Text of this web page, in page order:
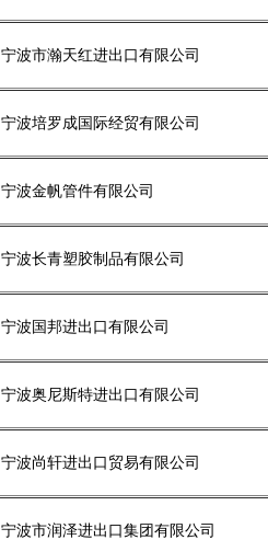
宁波市瀚天红进出口有限公司
宁波培罗成国际经贸有限公司
宁波金帆管件有限公司
宁波长青塑胶制品有限公司
宁波国邦进出口有限公司
宁波奥尼斯特进出口有限公司
宁波尚轩进出口贸易有限公司
宁波市润泽进出口集团有限公司